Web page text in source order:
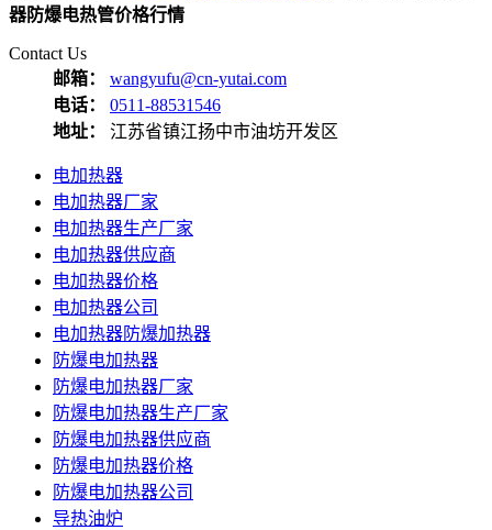
器防爆电热管价格行情
Contact Us
邮箱：
wangyufu@cn-yutai.com
电话：
0511-88531546
地址：
江苏省镇江扬中市油坊开发区
电加热器
电加热器厂家
电加热器生产厂家
电加热器供应商
电加热器价格
电加热器公司
电加热器防爆加热器
防爆电加热器
防爆电加热器厂家
防爆电加热器生产厂家
防爆电加热器供应商
防爆电加热器价格
防爆电加热器公司
导热油炉